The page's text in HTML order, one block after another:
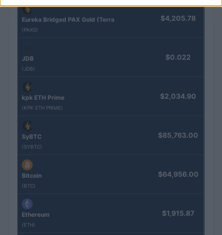
Eureka Bridged PAX Gold (Terra
(PAXG)
$4,205.78
JDB
(JDB)
$0.022
kpk ETH Prime
(KPK ETH PRIME)
$2,034.90
SyBTC
(SYBTC)
$85,763.00
Bitcoin
(BTC)
$64,956.00
Ethereum
(ETH)
$1,915.87